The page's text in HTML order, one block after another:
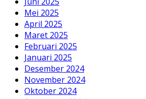
Mei 2025
April 2025
Maret 2025
Februari 2025
Januari 2025
Desember 2024
November 2024
Oktober 2024